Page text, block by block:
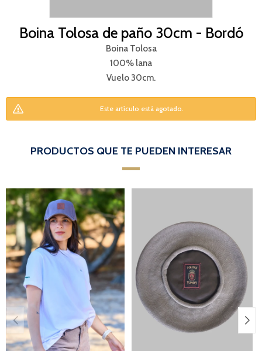
Boina Tolosa de paño 30cm - Bordó
Boina Tolosa
100% lana
Vuelo 30cm.
Este artículo está agotado.
PRODUCTOS QUE TE PUEDEN INTERESAR